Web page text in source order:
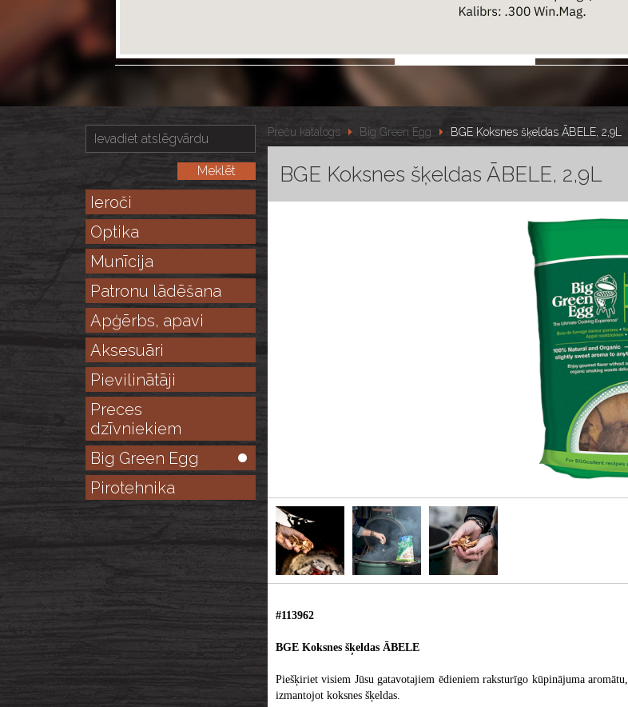
Ieroči
Optika
Munīcija
Patronu lādēšana
Apģērbs, apavi
Aksesuāri
Pievilinātāji
Preces
dzīvniekiem
Big Green Egg
Pirotehnika
Preču katalogs Big Green Egg BGE Koksnes šķeldas ĀBELE, 2,9L
BGE Koksnes šķeldas ĀBELE, 2,9L
#113962
BGE Koksnes šķeldas ĀBELE
Piešķiriet visiem Jūsu gatavotajiem ēdieniem raksturīgo kūpinājuma aromātu,
izmantojot koksnes šķeldas.